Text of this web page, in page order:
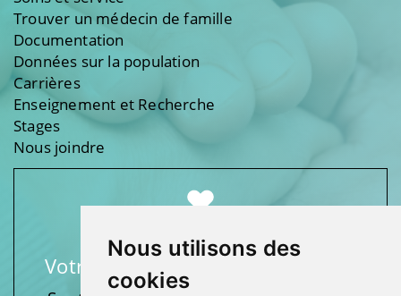
Nous utilisons des
cookies
Trouver un médecin de famille
Documentation
Données sur la population
Carrières
Enseignement et Recherche
Stages
Nous joindre
Votre soutien fait une différence